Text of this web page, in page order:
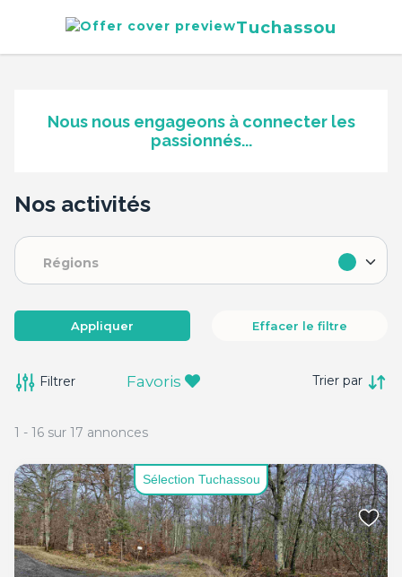
Tuchassou
Nous nous engageons à connecter les
passionnés...
Nos activités
Régions
Appliquer Effacer le filtre
Filtrer Favoris Trier par
1 - 16 sur 17 annonces
Sélection Tuchassou